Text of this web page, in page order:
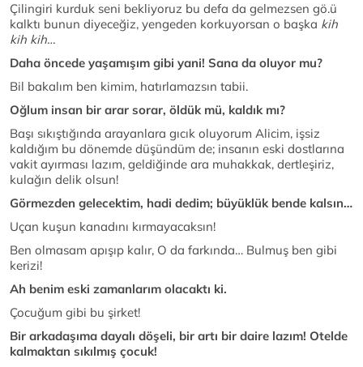
Çilingiri kurduk seni bekliyoruz bu defa da gelmezsen gö.ü
kalktı bunun diyeceğiz, yengeden korkuyorsan o başka kih
kih kih…
Daha öncede yaşamışım gibi yani! Sana da oluyor mu?
Bil bakalım ben kimim, hatırlamazsın tabii.
Oğlum insan bir arar sorar, öldük mü, kaldık mı?
Başı sıkıştığında arayanlara gıcık oluyorum Alicim, işsiz
kaldığım bu dönemde düşündüm de; insanın eski dostlarına
vakit ayırması lazım, geldiğinde ara muhakkak, dertleşiriz,
kulağın delik olsun!
Görmezden gelecektim, hadi dedim; büyüklük bende kalsın…
Uçan kuşun kanadını kırmayacaksın!
Ben olmasam apışıp kalır, O da farkında… Bulmuş ben gibi
kerizi!
Ah benim eski zamanlarım olacaktı ki.
Çocuğum gibi bu şirket!
Bir arkadaşıma dayalı döşeli, bir artı bir daire lazım! Otelde
kalmaktan sıkılmış çocuk!